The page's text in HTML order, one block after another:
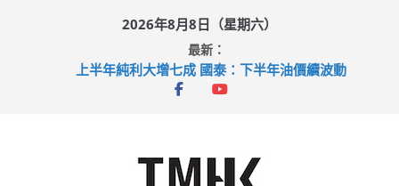
2026年8月8日（星期六）
最新：
上半年純利大增七成 國泰：下半年油價續波動
拜仁熱身賽挫維拉 啟德主場館奪錦標